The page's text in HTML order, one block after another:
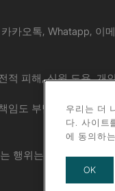
카오톡, Whatapp, 이
피해, 신원 도용, 개
도 부담하지 않습니
행위는 엄격히 금지됩
우리는 더
다. 사이트
에 동의하
OK